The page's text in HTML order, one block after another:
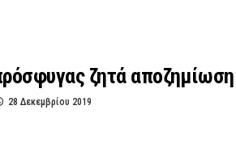
ζητά
28 Δεκεμβρίου 2019